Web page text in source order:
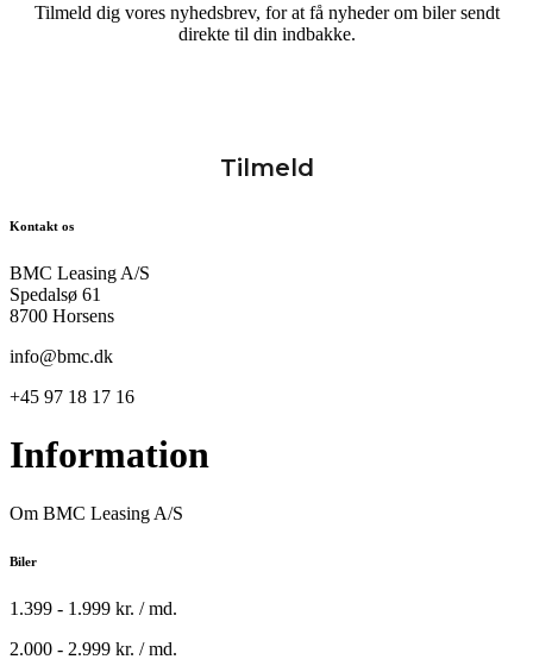
Tilmeld dig vores nyhedsbrev, for at få nyheder om biler sendt
direkte til din indbakke.
Kontakt os
BMC Leasing A/S
Spedalsø 61
8700 Horsens
info@bmc.dk
+45 97 18 17 16
Information
Om BMC Leasing A/S
Biler
1.399 - 1.999 kr. / md.
2.000 - 2.999 kr. / md.